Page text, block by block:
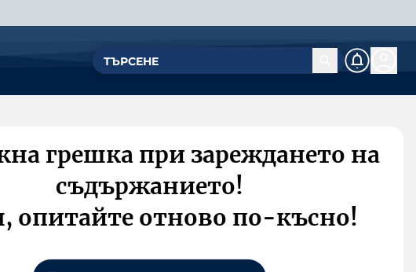
грешка при зареждането на
съдържанието!
опитайте отново по-късно!